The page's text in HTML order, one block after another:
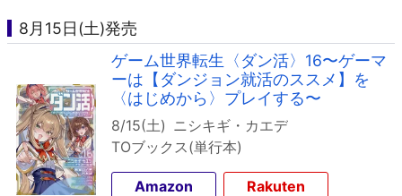
8月15日(土)発売
ゲーム世界転生〈ダン活〉16〜ゲーマ
ーは【ダンジョン就活のススメ】を
〈はじめから〉プレイする〜
8/15(土) ニシキギ・カエデ
TOブックス(単行本)
Amazon
Rakuten